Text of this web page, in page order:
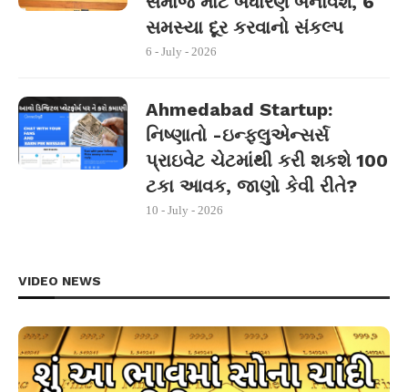
સમસ્યા દૂર કરવાનો સંકલ્પ
6 - July - 2026
Ahmedabad Startup:
નિષ્ણાતો -ઇન્ફ્લુએન્સર્સ
પ્રાઇવેટ ચેટમાંથી કરી શકશે 100
ટકા આવક, જાણો કેવી રીતે?
10 - July - 2026
VIDEO NEWS